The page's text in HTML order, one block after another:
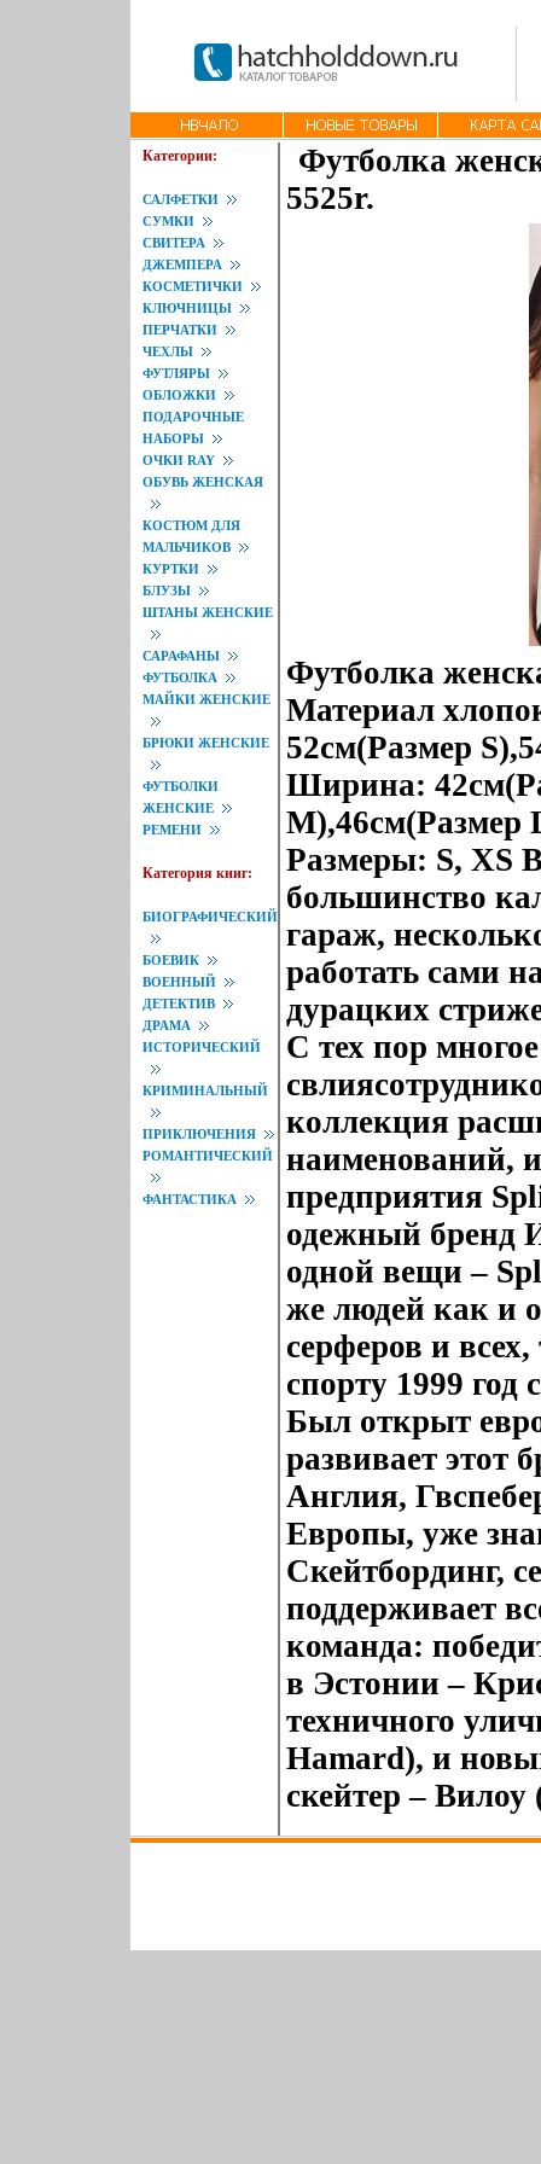
Категории:
САЛФЕТКИ
СУМКИ
СВИТЕРА
ДЖЕМПЕРА
КОСМЕТИЧКИ
КЛЮЧНИЦЫ
ПЕРЧАТКИ
ЧЕХЛЫ
ФУТЛЯРЫ
ОБЛОЖКИ
ПОДАРОЧНЫЕ
НАБОРЫ
ОЧКИ RAY
ОБУВЬ ЖЕНСКАЯ
КОСТЮМ ДЛЯ
МАЛЬЧИКОВ
КУРТКИ
БЛУЗЫ
ШТАНЫ ЖЕНСКИЕ
САРАФАНЫ
ФУТБОЛКА
МАЙКИ ЖЕНСКИЕ
БРЮКИ ЖЕНСКИЕ
ФУТБОЛКИ
ЖЕНСКИЕ
РЕМЕНИ
Категория книг:
БИОГРАФИЧЕСКИЙ
БОЕВИК
ВОЕННЫЙ
ДЕТЕКТИВ
ДРАМА
ИСТОРИЧЕСКИЙ
КРИМИНАЛЬНЫЙ
ПРИКЛЮЧЕНИЯ
РОМАНТИЧЕСКИЙ
ФАНТАСТИКА
Футболка
5525r.
Футболка
Материал
52см(Размер
Ширина:
Размеры: S, XS
большинство
гараж,
работать сами
дурацких
С тех пор
коллекция
наименований,
предприятия
одежный бренд
одной вещи –
же людей как и
серферов и
спорту 1999
Был открыт
развивает этот
Англия,
Европы, уже
Скейтбординг,
поддерживает
команда:
в Эстонии –
техничного
Hamard), и
скейтер –